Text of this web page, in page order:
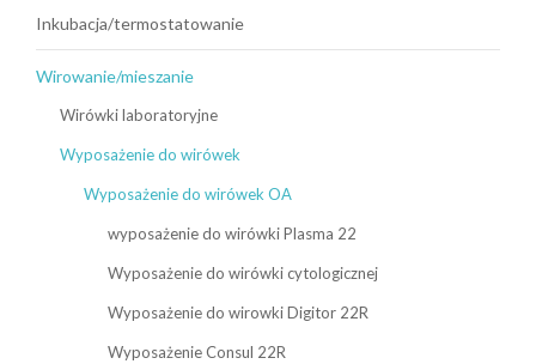
Inkubacja/termostatowanie
Wirowanie/mieszanie
Wirówki laboratoryjne
Wyposażenie do wirówek
Wyposażenie do wirówek OA
wyposażenie do wirówki Plasma 22
Wyposażenie do wirówki cytologicznej
Wyposażenie do wirowki Digitor 22R
Wyposażenie Consul 22R